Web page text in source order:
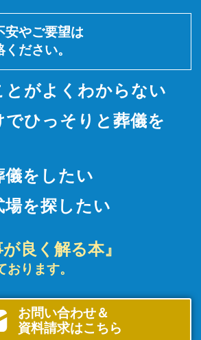
安やご要望は
ださい。
とがよくわからない
でひっそりと 葬儀を
儀をしたい
場を探したい
良く解る本』
おります。
お問い合わせ＆
資料請求はこちら